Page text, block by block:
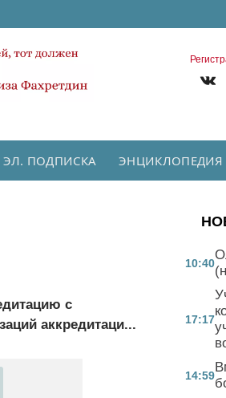
ЭЛ. ПОДПИСКА ЭНЦИКЛОПЕДИЯ
с
аккредитаци...
10:40
17:17
14:59